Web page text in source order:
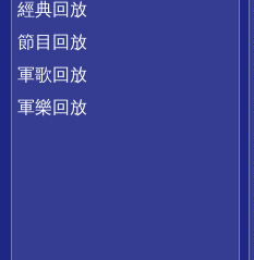
經典回放
節目回放
軍歌回放
軍樂回放